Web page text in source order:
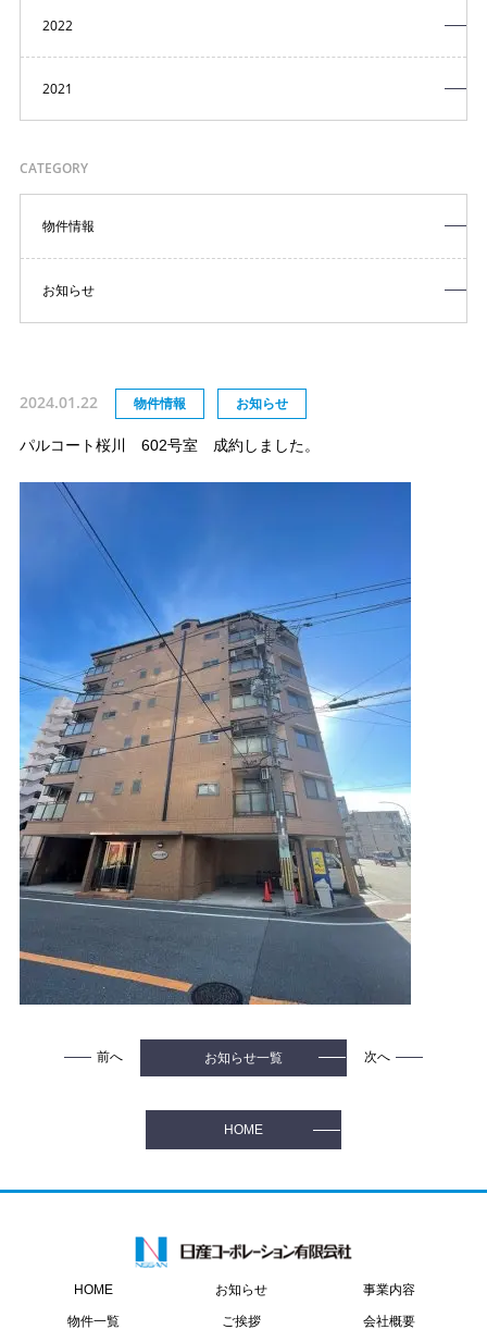
2024.01.22 物件情報 お知らせ
パルコート桜川 602号室 成約しました。
前へ お知らせ一覧 次へ
2022
2021
CATEGORY
物件情報
お知らせ
HOME
HOME お知らせ 事業内容
物件一覧 ご挨拶 会社概要